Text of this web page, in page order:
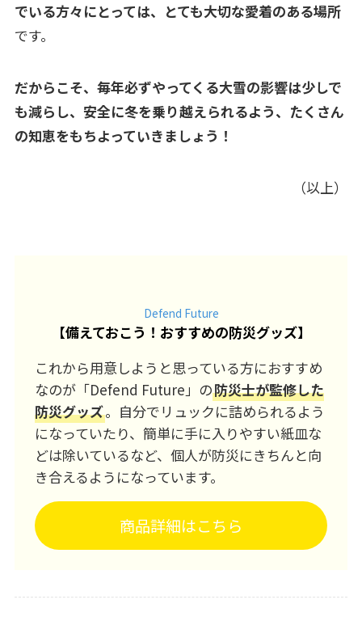
でいる方々にとっては、とても大切な愛着のある場所
です。
だからこそ、毎年必ずやってくる大雪の影響は少しで
も減らし、安全に冬を乗り越えられるよう、たくさん
の知恵をもちよっていきましょう！
（以上）
Defend Future
【備えておこう！おすすめの防災グッズ】
これから用意しようと思っている方におすすめ
なのが「Defend Future」の防災士が監修した
防災グッズ。自分でリュックに詰められるよう
になっていたり、簡単に手に入りやすい紙皿な
どは除いているなど、個人が防災にきちんと向
き合えるようになっています。
商品詳細はこちら